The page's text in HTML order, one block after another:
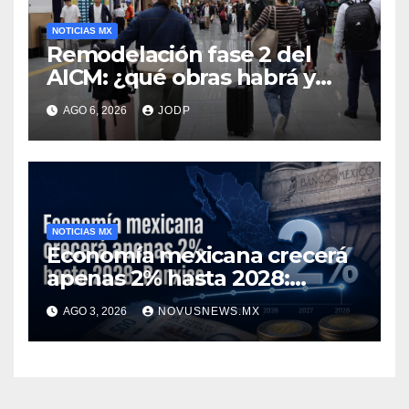
NOTICIAS MX
Remodelación fase 2 del
AICM: ¿qué obras habrá y
afectarán los vuelos durante
2026 y 2027?
AGO 6, 2026 JODP
NOTICIAS MX
Economía mexicana crecerá
apenas 2% hasta 2028:
Banxico
AGO 3, 2026 NOVUSNEWS.MX